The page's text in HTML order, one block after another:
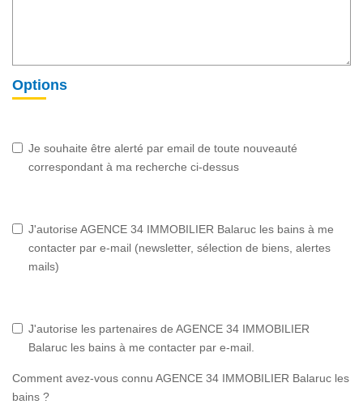
Options
Je souhaite être alerté par email de toute nouveauté
correspondant à ma recherche ci-dessus
J'autorise AGENCE 34 IMMOBILIER Balaruc les bains à me
contacter par e-mail (newsletter, sélection de biens, alertes
mails)
J'autorise les partenaires de AGENCE 34 IMMOBILIER
Balaruc les bains à me contacter par e-mail.
Comment avez-vous connu AGENCE 34 IMMOBILIER Balaruc les
bains ?